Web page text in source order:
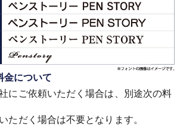
金について
にご依頼いただく場合は、別途次の料
ただく場合は不要となります。